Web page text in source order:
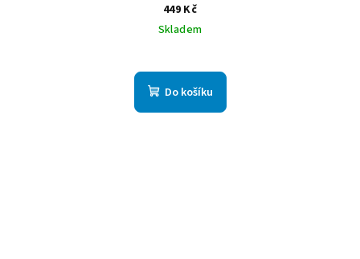
449 Kč
Skladem
Do košíku